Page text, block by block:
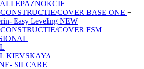
COVER BASE ONE +
Easy Leveling NEW
COVER FSM
KIEVSKAYA
SILCARE